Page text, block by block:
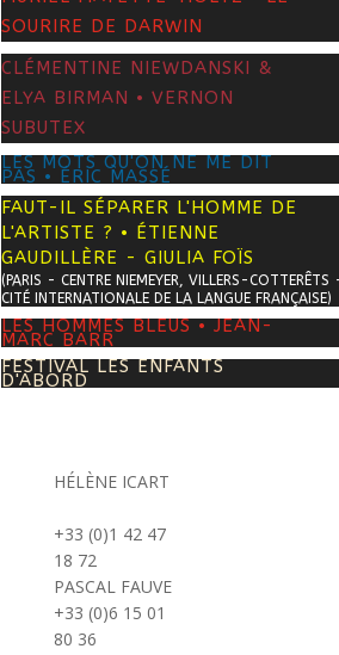
SOURIRE DE DARWIN
CLÉMENTINE NIEWDANSKI &
ELYA BIRMAN • VERNON
SUBUTEX
LES MOTS QU'ON NE ME DIT
PAS • ÉRIC MASSÉ
FAUT-IL SÉPARER L'HOMME DE
L'ARTISTE ? • ÉTIENNE
GAUDILLÈRE - GIULIA FOÏS
LES HOMMES BLEUS • JEAN-
MARC BARR
FESTIVAL LES ENFANTS
D'ABORD
HÉLÈNE ICART
> helene.icart@prima-donna.fr
+33 (0)1 42 47
18 72
PASCAL FAUVE
> pascal.fauve@prima-donna.fr
+33 (0)6 15 01
80 36